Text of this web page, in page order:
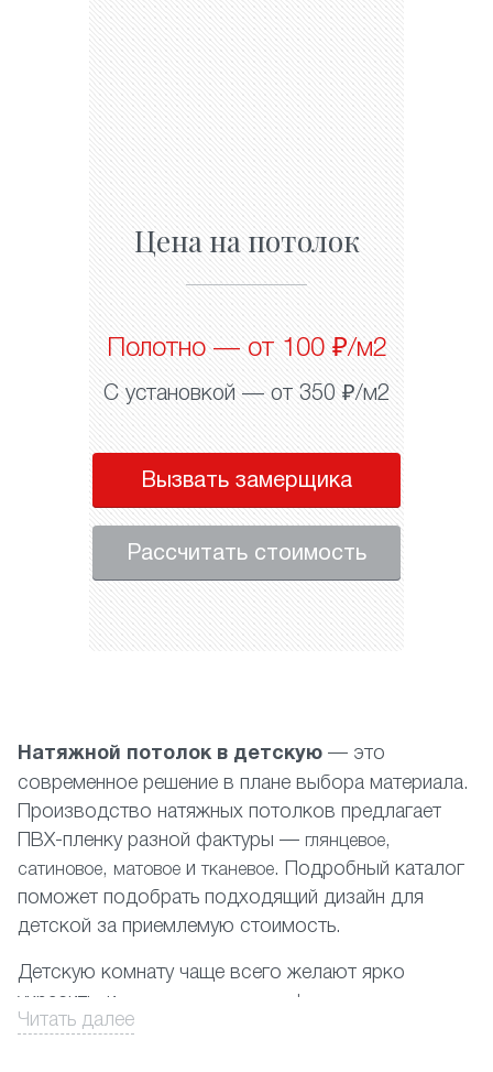
Цена на потолок
Полотно — от 100 ₽/м2
С установкой — от 350 ₽/м2
Вызвать замерщика
Рассчитать стоимость
Натяжной потолок в детскую — это
современное решение в плане выбора материала.
Производство натяжных потолков предлагает
ПВХ-пленку разной фактуры — глянцевое,
сатиновое, матовое итканевое. Подробный каталог
поможет подобрать подходящий дизайн для
детской за приемлемую стоимость.
Детскую комнату чаще всего желают ярко
украсить, и
прекрасно для этого подходят.
Читать далее